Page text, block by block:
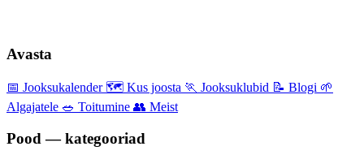
Avasta
📅 Jooksukalender 🗺️ Kus joosta 🏃 Jooksuklubid 📝 Blogi 🌱
Algajatele 🥗 Toitumine 👥 Meist
Pood — kategooriad